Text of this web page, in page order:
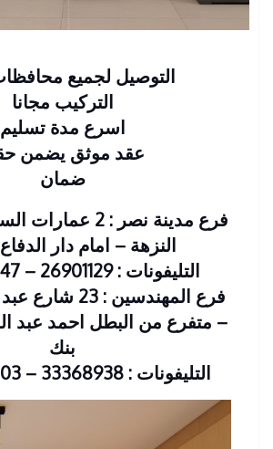
التوصيل لجميع
التركيب مجانا
اسرع مدة تسليم
عقد موثق يضمن
ضمان
فرع مدينة نصر : 2
النزهة – امام دار
التليفونات : 26901129 – 01117172647
فرع المهندسين :
بنك
التليفونات : 33368938 – 01210044703